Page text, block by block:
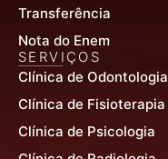
Transferência
Nota do Enem
SERVIÇOS
Clínica de Odontologia
Clínica de Fisioterapia
Clínica de Psicologia